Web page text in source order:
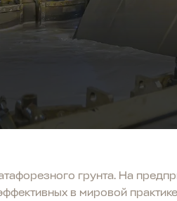
грунта. На
в мировой